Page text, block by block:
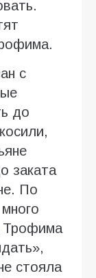
с
до
заката
По
Трофима
стояла